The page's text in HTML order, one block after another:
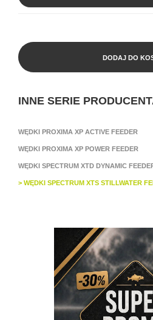
DODAJ DO
INNE SERIE
WĘDKI PROXIMA XP ACTIVE FEEDER
WĘDKI PROXIMA XP POWER FEEDER
WĘDKI SPECTRUM XTD DYNAMIC
> WĘDKI SPECTRUM XTS STILLWATER